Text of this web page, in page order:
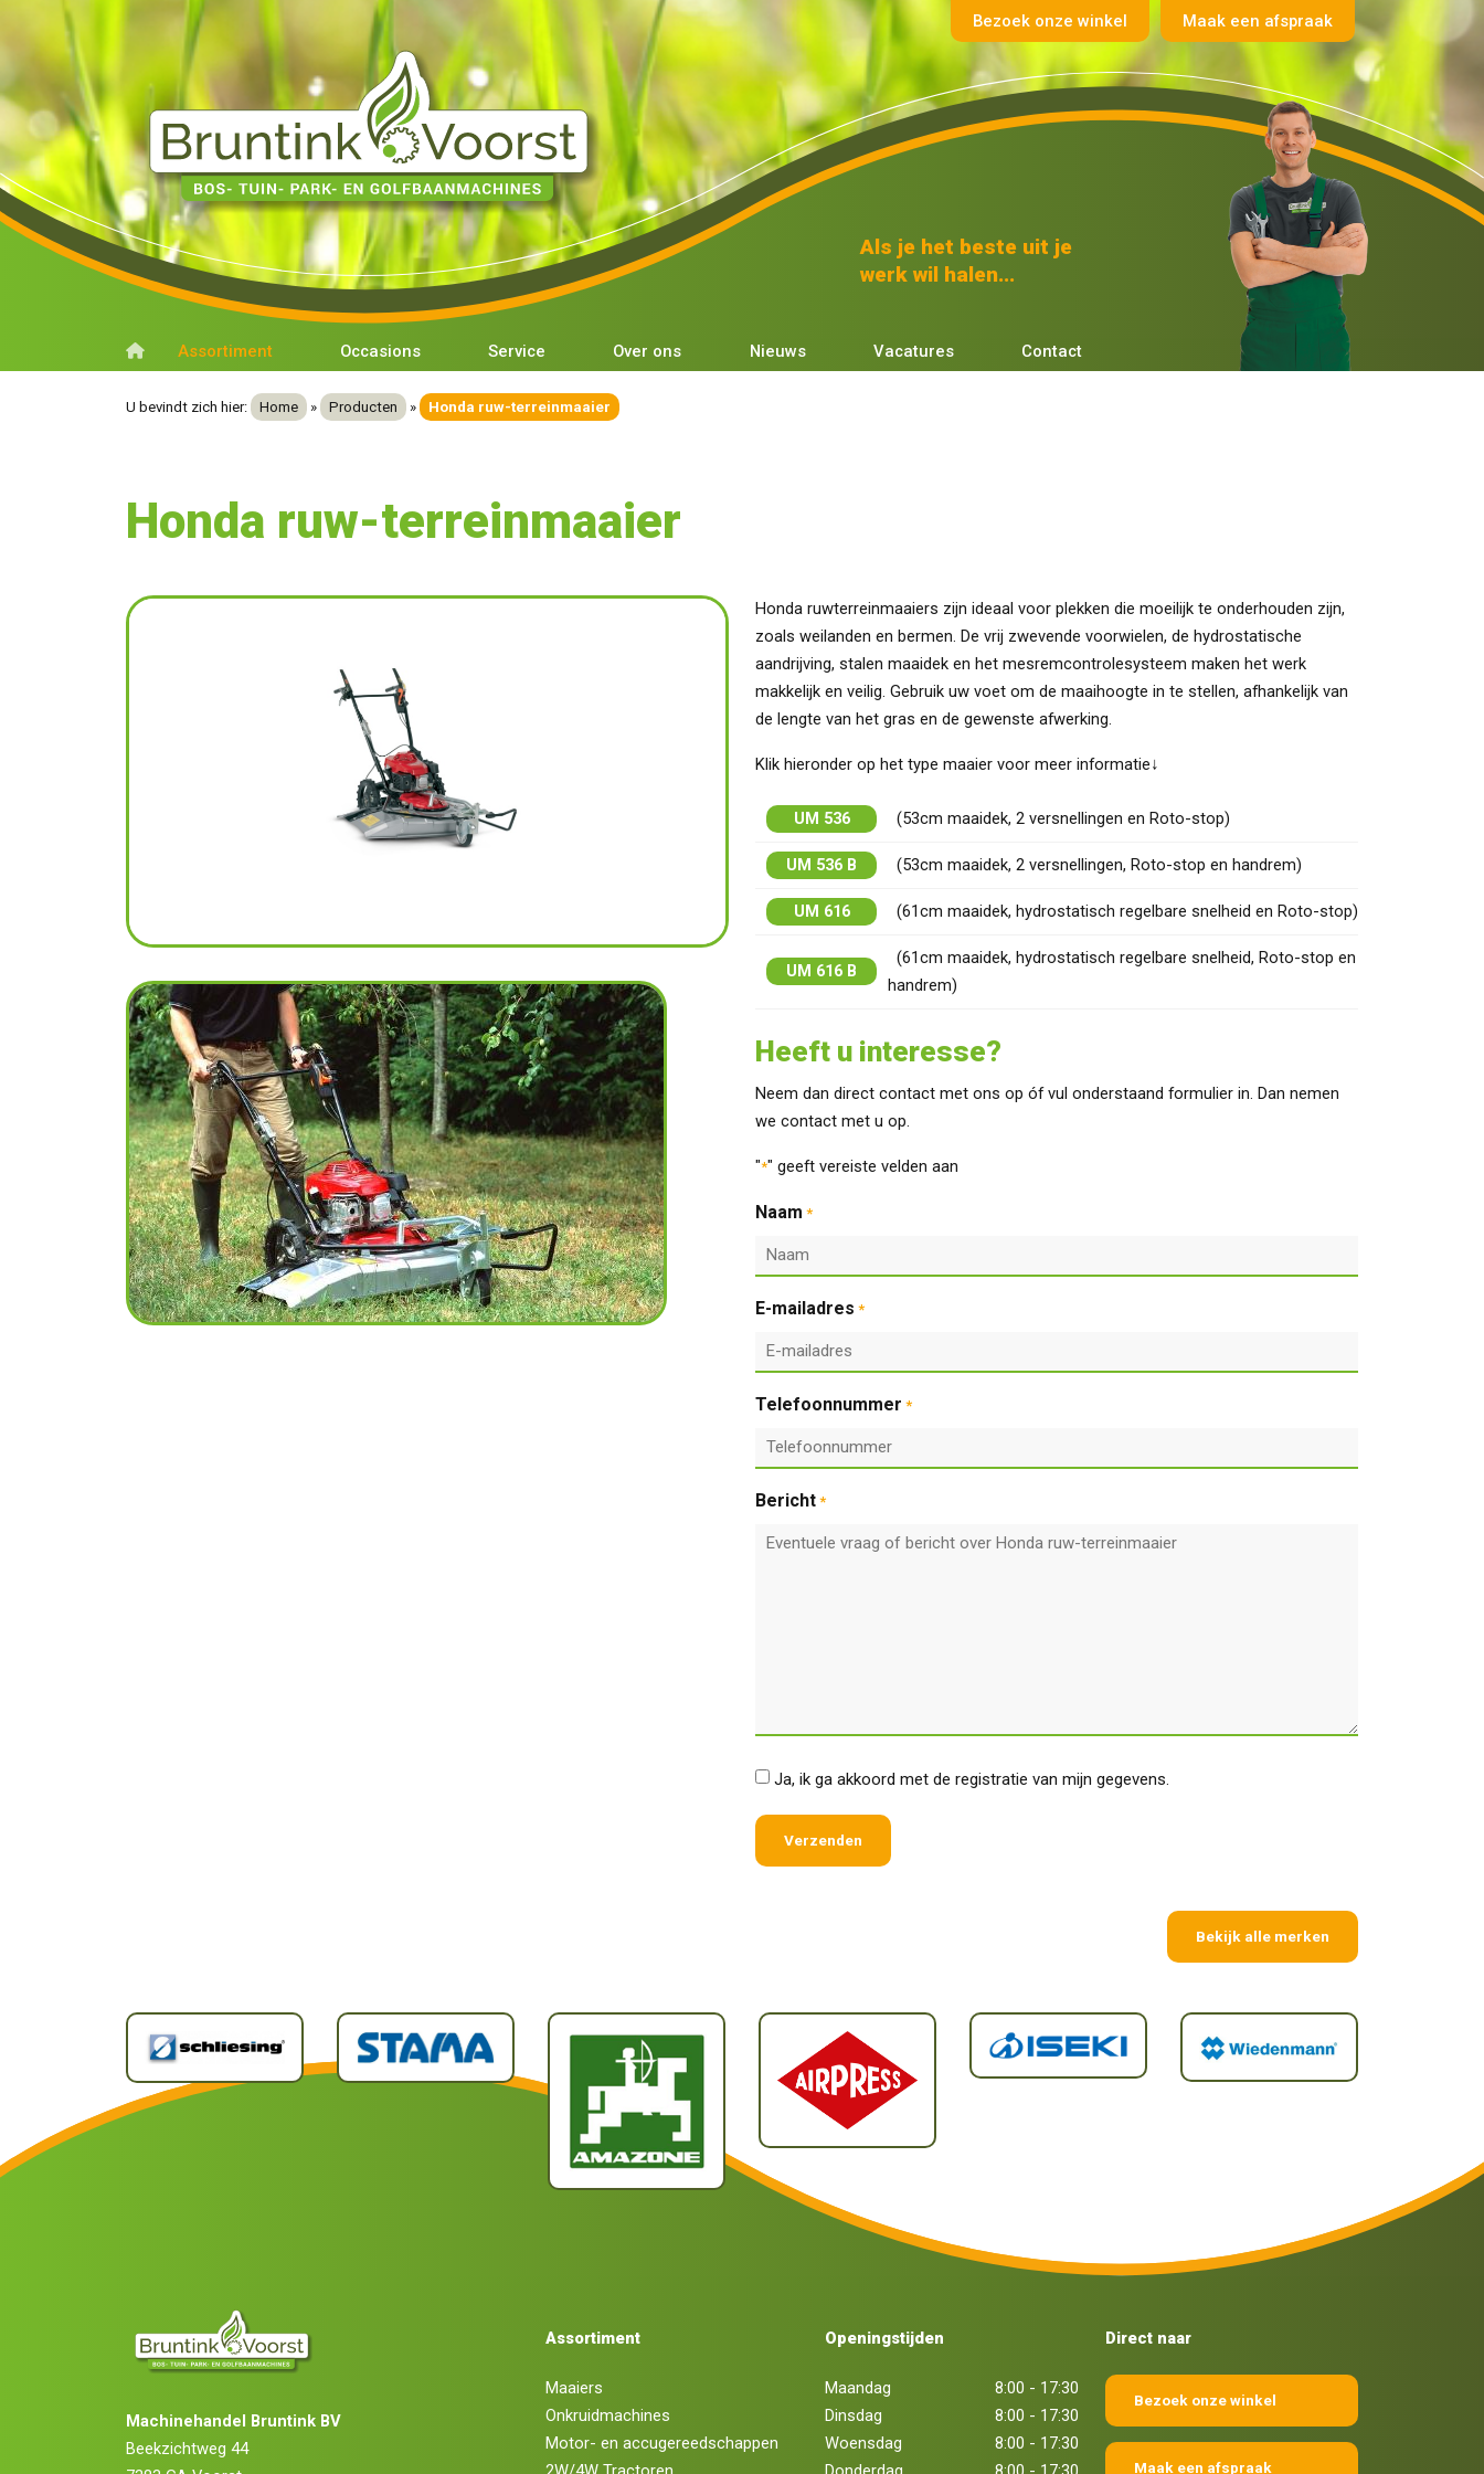
Bezoek onze winkel Maak een afspraak
Als je het beste uit je
werk wil halen...
Assortiment Occasions Service Over ons Nieuws Vacatures Contact
U bevindt zich hier: Home » Producten » Honda ruw-terreinmaaier
Honda ruw-terreinmaaier
Honda ruwterreinmaaiers zijn ideaal voor plekken die moeilijk te onderhouden zijn,
zoals weilanden en bermen. De vrij zwevende voorwielen, de hydrostatische
aandrijving, stalen maaidek en het mesremcontrolesysteem maken het werk
makkelijk en veilig. Gebruik uw voet om de maaihoogte in te stellen, afhankelijk van
de lengte van het gras en de gewenste afwerking.
Klik hieronder op het type maaier voor meer informatie↓
UM 536 (53cm maaidek, 2 versnellingen en Roto-stop)
UM 536 B (53cm maaidek, 2 versnellingen, Roto-stop en handrem)
UM 616 (61cm maaidek, hydrostatisch regelbare snelheid en Roto-stop)
UM 616 B
(61cm maaidek, hydrostatisch regelbare snelheid, Roto-stop en
handrem)
Heeft u interesse?
Neem dan direct contact met ons op óf vul onderstaand formulier in. Dan nemen
we contact met u op.
"*" geeft vereiste velden aan
Naam *
E-mailadres *
Telefoonnummer *
Bericht *
Ja, ik ga akkoord met de registratie van mijn gegevens.
Bekijk alle merken
Machinehandel Bruntink BV
Beekzichtweg 44
Assortiment
Maaiers
Onkruidmachines
Motor- en accugereedschappen
Openingstijden
Maandag
8:00 - 17:30
Dinsdag
8:00 - 17:30
Woensdag
8:00 - 17:30
Direct naar
Bezoek onze winkel
Maak een afspraak